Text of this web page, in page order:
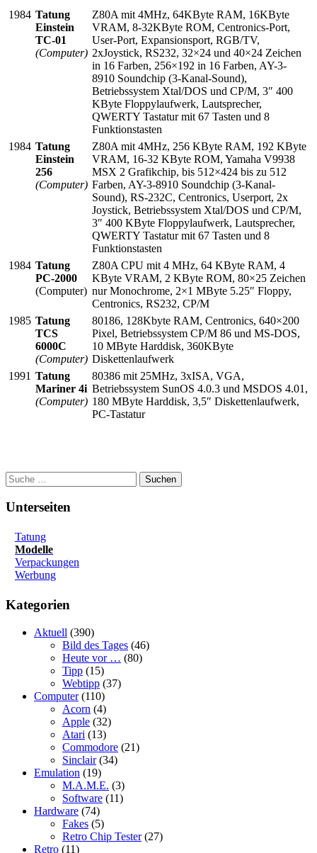
1984 Tatung
Einstein
TC-01
(Computer)
Z80A mit 4MHz, 64KByte RAM, 16KByte
VRAM, 8-32KByte ROM, Centronics-Port,
User-Port, Expansionsport, RGB/TV,
2xJoystick, RS232, 32×24 und 40×24 Zeichen
in 16 Farben, 256×192 in 16 Farben, AY-3-
8910 Soundchip (3-Kanal-Sound),
Betriebssystem Xtal/DOS und CP/M, 3″ 400
KByte Floppylaufwerk, Lautsprecher,
QWERTY Tastatur mit 67 Tasten und 8
Funktionstasten
1984 Tatung
Einstein
256
(Computer)
Z80A mit 4MHz, 256 KByte RAM, 192 KByte
VRAM, 16-32 KByte ROM, Yamaha V9938
MSX 2 Grafikchip, bis 512×424 bis zu 512
Farben, AY-3-8910 Soundchip (3-Kanal-
Sound), RS-232C, Centronics, Userport, 2x
Joystick, Betriebssystem Xtal/DOS und CP/M,
3″ 400 KByte Floppylaufwerk, Lautsprecher,
QWERTY Tastatur mit 67 Tasten und 8
Funktionstasten
1984 Tatung
PC-2000
(Computer)
Z80A CPU mit 4 MHz, 64 KByte RAM, 4
KByte VRAM, 2 KByte ROM, 80×25 Zeichen
nur Monochrome, 2×1 MByte 5.25″ Floppy,
Centronics, RS232, CP/M
1985 Tatung
TCS
6000C
(Computer)
80186, 128Kbyte RAM, Centronics, 640×200
Pixel, Betriebssystem CP/M 86 und MS-DOS,
10 MByte Harddisk, 360KByte
Diskettenlaufwerk
1991 Tatung
Mariner 4i
(Computer)
80386 mit 25MHz, 3xISA, VGA,
Betriebssystem SunOS 4.0.3 und MSDOS 4.01,
180 MByte Harddisk, 3,5″ Diskettenlaufwerk,
PC-Tastatur
Suchen
Unterseiten
Tatung
Modelle
Verpackungen
Werbung
Kategorien
Aktuell (390)
Bild des Tages (46)
Heute vor … (80)
Tipp (15)
Webtipp (37)
Computer(110)
Acorn (4)
Apple (32)
Atari (13)
Commodore (21)
Sinclair(34)
Emulation (19)
M.A.M.E. (3)
Software (11)
Hardware (74)
Fakes (5)
Retro Chip Tester(27)
Retro (11)